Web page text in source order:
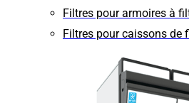
Filtres pour armoires à
Filtres pour caissons de